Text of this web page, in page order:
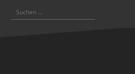
Suchen
nach: